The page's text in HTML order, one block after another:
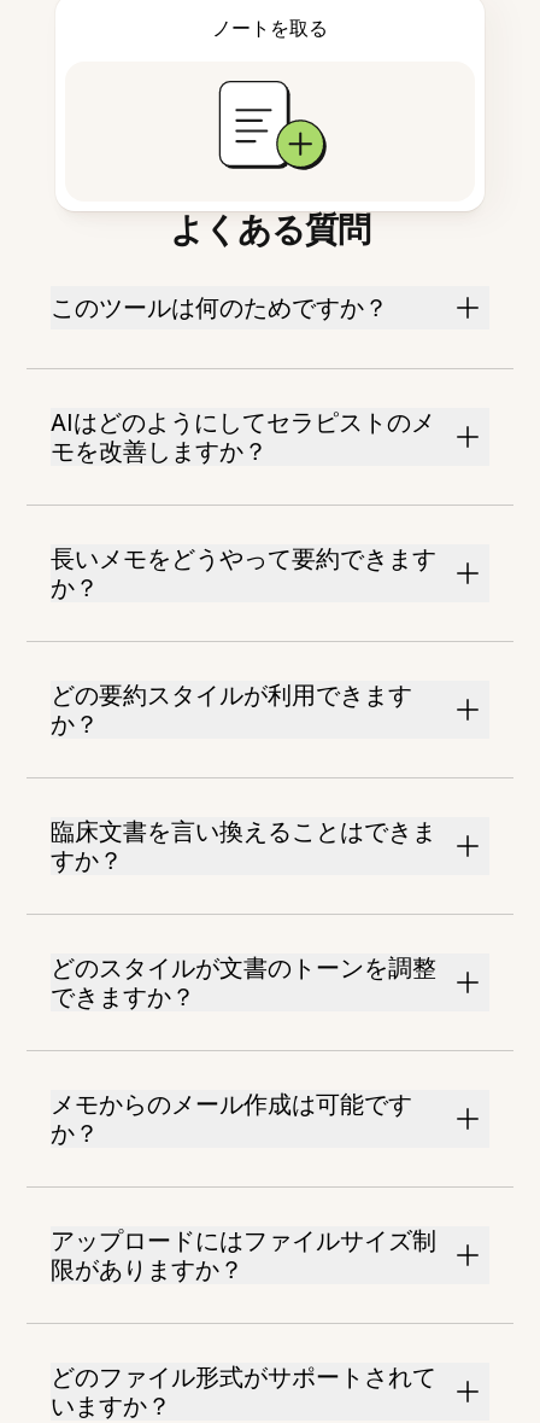
ノートを取る
よくある質問
このツールは何のためですか？
AIはどのようにしてセラピストのメ
モを改善しますか？
長いメモをどうやって要約できます
か？
どの要約スタイルが利用できます
か？
臨床文書を言い換えることはできま
すか？
どのスタイルが文書のトーンを調整
できますか？
メモからのメール作成は可能です
か？
アップロードにはファイルサイズ制
限がありますか？
どのファイル形式がサポートされて
いますか？